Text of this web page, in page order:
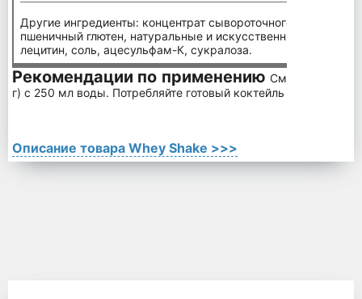
Другие ингредиенты: концентрат сывороточного белка,
пшеничный глютен, натуральные и искусственные
лецитин, соль, ацесульфам-К, сукралоза.
Рекомендации по применению Смешайте 1
г) с 250 мл воды. Потребляйте готовый коктейль в любое
Описание товара Whey Shake >>>